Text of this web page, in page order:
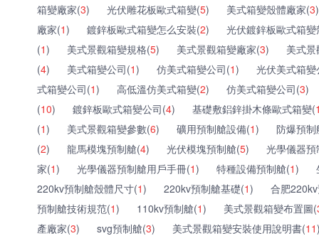
箱變廠家(3) 光伏雕花板歐式箱變(5) 美式箱變殼體廠家(3)
廠家(1) 鍍鋅板歐式箱變怎么安裝(2)
光伏鍍鋅板歐式箱
(1) 美式景觀箱變規格(5) 美式景觀箱變廠家(3)
美式
(4) 美式箱變公司(1) 仿美式箱變公司(1)
光伏美式箱
式箱變公司(1) 高低溫仿美式箱變(2) 仿美式箱變公司(3)
(10) 鍍鋅板歐式箱變公司(4) 基礎敷鋁鋅掛木條歐式箱變(
(1) 美式景觀箱變參數(6) 礦用預制艙設備(1)
防爆預制
(2) 龍馬模塊預制艙(4) 光伏模塊預制艙(5)
光學儀器
家(1) 光學儀器預制艙用戶手冊(1) 特種設備預制艙(1)
220kv預制艙殼體尺寸(1) 220kv預制艙基礎(1)
合肥
預制艙技術規范(1) 110kv預制艙(1) 美式景觀箱變布置圖(
產廠家(3) svg預制艙(3) 美式景觀箱變安裝使用說明書(11